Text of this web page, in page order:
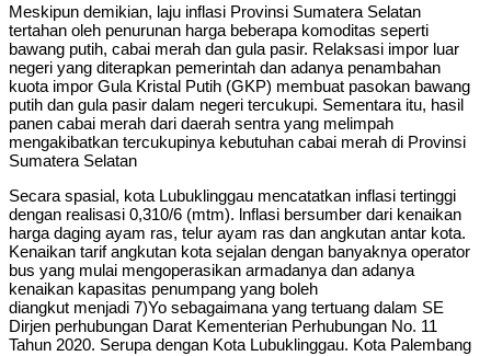
Meskipun demikian, laju inflasi Provinsi Sumatera Selatan
tertahan oleh penurunan harga beberapa komoditas seperti
bawang putih, cabai merah dan gula pasir. Relaksasi impor luar
negeri yang diterapkan pemerintah dan adanya penambahan
kuota impor Gula Kristal Putih (GKP) membuat pasokan bawang
putih dan gula pasir dalam negeri tercukupi. Sementara itu, hasil
panen cabai merah dari daerah sentra yang melimpah
mengakibatkan tercukupinya kebutuhan cabai merah di Provinsi
Sumatera Selatan
Secara spasial, kota Lubuklinggau mencatatkan inflasi tertinggi
dengan realisasi 0,310/6 (mtm). lnflasi bersumber dari kenaikan
harga daging ayam ras, telur ayam ras dan angkutan antar kota.
Kenaikan tarif angkutan kota sejalan dengan banyaknya operator
bus yang mulai mengoperasikan armadanya dan adanya
kenaikan kapasitas penumpang yang boleh
diangkut menjadi 7)Yo sebagaimana yang tertuang dalam SE
Dirjen perhubungan Darat Kementerian Perhubungan No. 11
Tahun 2020. Serupa dengan Kota Lubuklinggau. Kota Palembang